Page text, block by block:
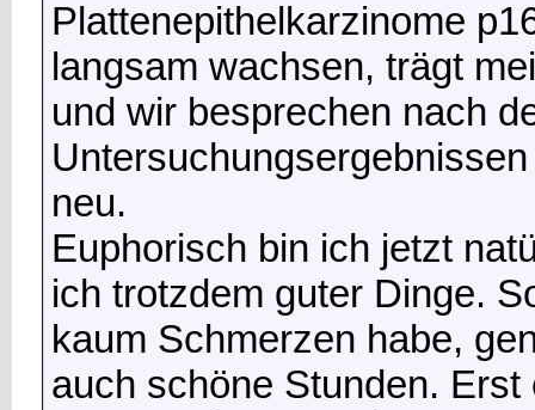
Plattenepithelkarzinome
langsam wachsen, trägt
und wir besprechen nach
neu.
Euphorisch bin ich jetzt
ich trotzdem guter Dinge.
kaum Schmerzen habe,
auch schöne Stunden.